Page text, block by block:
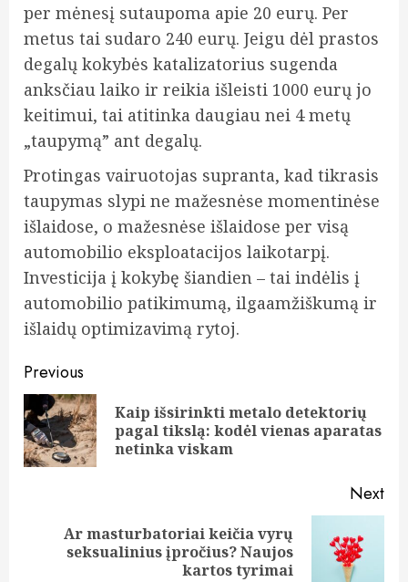
per mėnesį sutaupoma apie 20 eurų. Per
metus tai sudaro 240 eurų. Jeigu dėl prastos
degalų kokybės katalizatorius sugenda
anksčiau laiko ir reikia išleisti 1000 eurų jo
keitimui, tai atitinka daugiau nei 4 metų
„taupymą” ant degalų.
Protingas vairuotojas supranta, kad tikrasis
taupymas slypi ne mažesnėse momentinėse
išlaidose, o mažesnėse išlaidose per visą
automobilio eksploatacijos laikotarpį.
Investicija į kokybę šiandien – tai indėlis į
automobilio patikimumą, ilgaamžiškumą ir
išlaidų optimizavimą rytoj.
Continue
Reading
Previous
Kaip išsirinkti metalo detektorių
pagal tikslą: kodėl vienas aparatas
netinka viskam
Next
Ar masturbatoriai keičia vyrų
seksualinius įpročius? Naujos
kartos tyrimai